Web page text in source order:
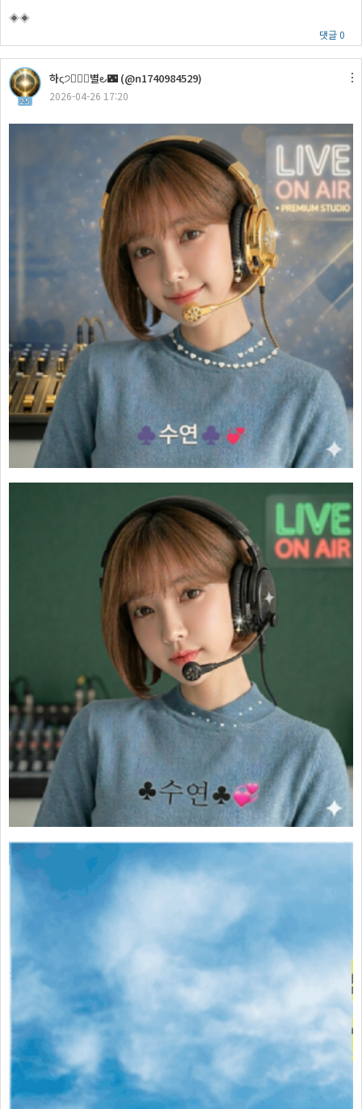
◈◈
댓글 0
25
하ς੭ᅟᅣᆫ별౿🌃 (@n1740984529)
2026-04-26 17:20